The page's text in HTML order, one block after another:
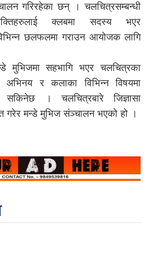
गरिरहेका छन् । चलचित्रसम्बन्धी
क्लबमा सदस्य भएर
छलफलमा गराउन आयोजक लागि
मुभिजमा सहभागि भएर चलचित्रका
अभिनय र कलाका विभिन्न विषयमा
सकिनेछ । चलचित्रबारे जिज्ञासा
गरेर मन्डे मुभिज संञ्चालन भएको हो ।